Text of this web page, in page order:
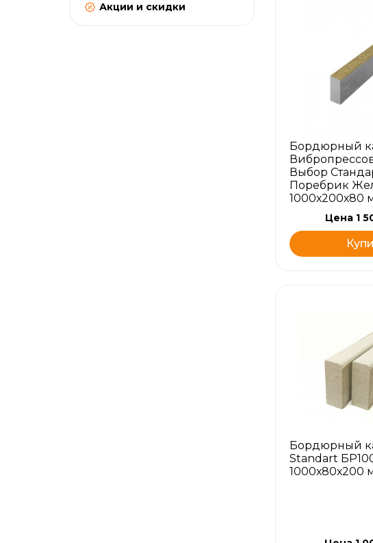
Акции и скидки
Бордюрный
Выбор
Поребрик
1000х200х80
Цена 1
Бордюрный
Standart
1000х80х200